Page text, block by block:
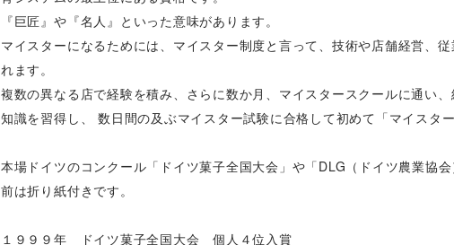
『巨匠』や『名人』といった意味があります。
マイスターになるためには、マイスター制度と言って、技術や店舗経営、
れます。
複数の異なる店で経験を積み、さらに数か月、マイスタースクールに通い
知識を習得し、 数日間の及ぶマイスター試験に合格して初めて「マイスタ
本場ドイツのコンクール「ドイツ菓子全国大会」や「DLG（ドイツ農業協
前は折り紙付きです。
１９９９年 ドイツ菓子全国大会 個人４位入賞